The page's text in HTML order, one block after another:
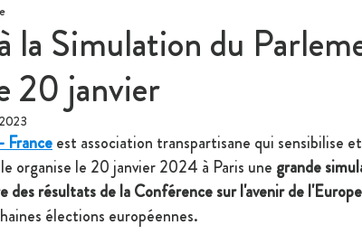
la Simulation du
20 janvier
France est association transpartisane qui sensibilise
organise le 20 janvier 2024 à Paris une grande
des résultats de la Conférence sur l'avenir de l'Europe
élections européennes.